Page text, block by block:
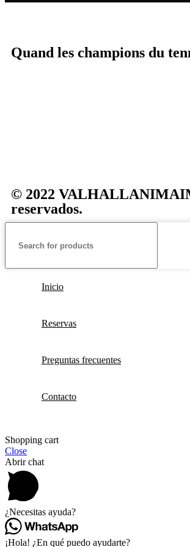
Quand les champions du
© 2022
reservados.
Inicio
Reservas
Preguntas frecuentes
Contacto
Shopping cart
Close
Abrir chat
¿Necesitas ayuda?
¡Hola! ¿En qué puedo ayudarte?